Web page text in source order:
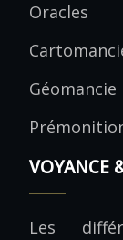
Oracles
Géomancie
VOYANCE
Les